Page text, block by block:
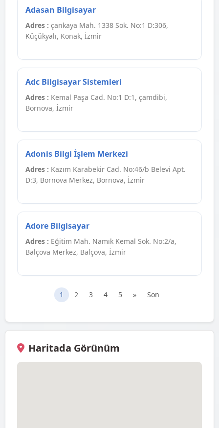
Adasan Bilgisayar
Adres : çankaya Mah. 1338 Sok. No:1 D:306,
Küçükyalı, Konak, İzmir
Adc Bilgisayar Sistemleri
Adres : Kemal Paşa Cad. No:1 D:1, çamdibi,
Bornova, İzmir
Adonis Bilgi İşlem Merkezi
Adres : Kazım Karabekir Cad. No:46/b Belevi Apt.
D:3, Bornova Merkez, Bornova, İzmir
Adore Bilgisayar
Adres : Eğitim Mah. Namık Kemal Sok. No:2/a,
Balçova Merkez, Balçova, İzmir
1 2 3 4 5 » Son
Haritada Görünüm